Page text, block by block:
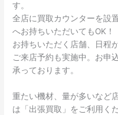
す。
全店に買取カウンターを設
へお持ちいただいてもOK！
お持ちいただく店舗、日程
ご来店予約も実施中。お申
承っております。
重たい機材、量が多いなど
は「出張買取」をご利用く